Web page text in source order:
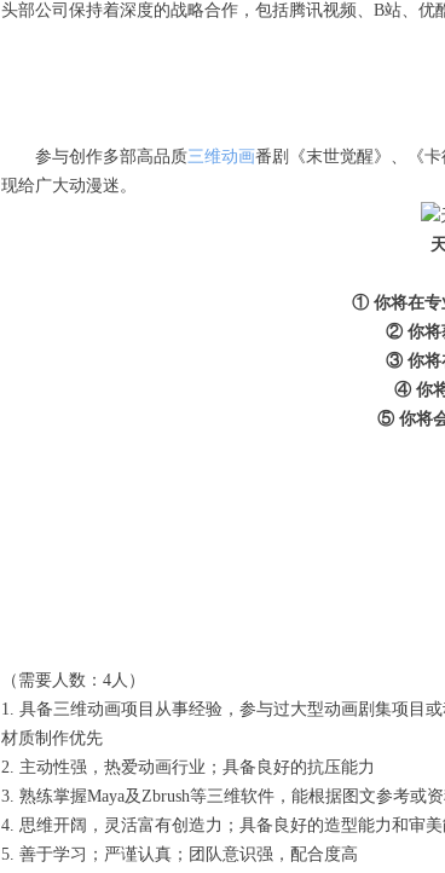
头部公司保持着深度的战略合作，包括腾讯视频、B站、优
参与创作多部高品质三维动画番剧《末世觉醒》、《
现给广大动漫迷。
① 你将在专
② 你将
③ 你将
④ 你
⑤ 你将
（需要人数：4人）
1. 具备三维动画项目从事经验，参与过大型动画剧集项目
材质制作优先
2. 主动性强，热爱动画行业；具备良好的抗压能力
3. 熟练掌握Maya及Zbrush等三维软件，能根据图文参考或
4. 思维开阔，灵活富有创造力；具备良好的造型能力和审美
5. 善于学习；严谨认真；团队意识强，配合度高